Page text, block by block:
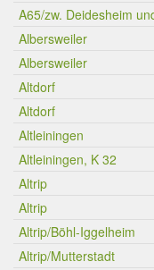
A65/zw. Deidesheim
Albersweiler
Albersweiler
Altdorf
Altdorf
Altleiningen
Altleiningen, K 32
Altrip
Altrip
Altrip/Böhl-Iggelheim
Altrip/Mutterstadt